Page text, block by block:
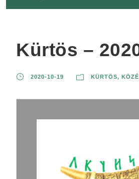
Kürtös –
2020-10-19 KÜRTÖS,